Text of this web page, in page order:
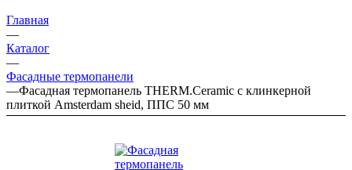
Главная
—
Каталог
—
Фасадные термопанели
—Фасадная термопанель THERM.Ceramic с клинкерной
плиткой Amsterdam sheid, ППС 50 мм